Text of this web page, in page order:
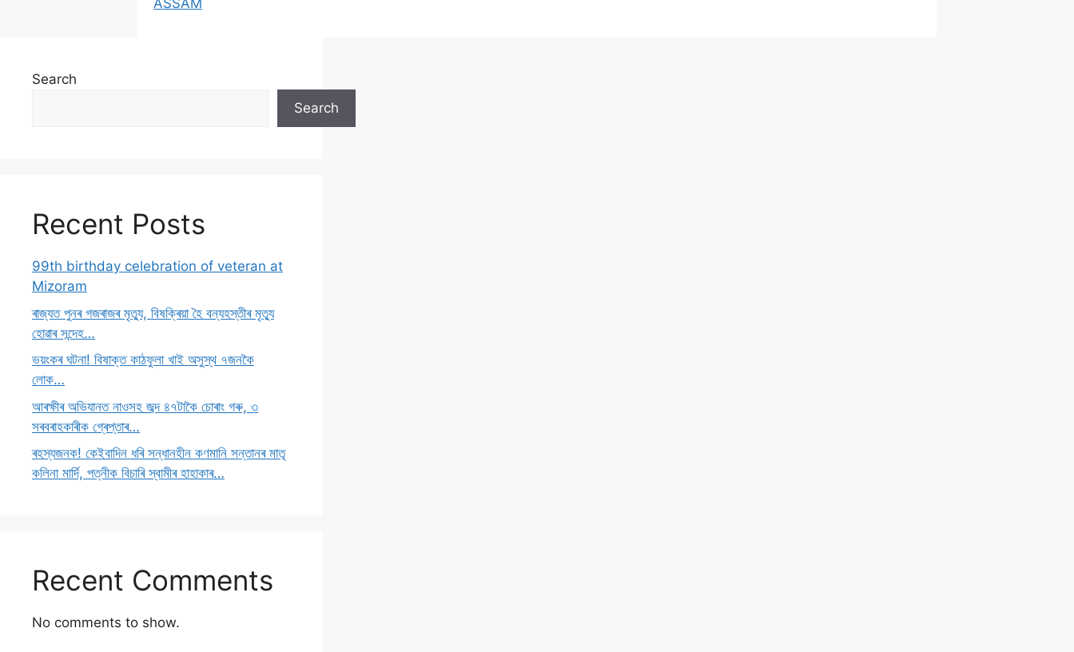
In relation to
ASSAM
Search
Search
Recent Posts
99th birthday celebration of veteran at
Mizoram
ৰাজ্যত পুনৰ গজৰাজৰ মৃত্যু, বিষক্ৰিয়া হৈ বন্যহস্তীৰ মৃত্যু
হোৱাৰ সন্দেহ…
ভয়ংকৰ ঘটনা! বিষাক্ত কাঠফুলা খাই অসুস্থ ৭জনকৈ
লোক…
আৰক্ষীৰ অভিযানত নাওসহ জব্দ ৪৭টাকৈ চোৰাং গৰু, ৩
সৰবৰাহকাৰীক গ্ৰেপ্তাৰ…
ৰহস্যজনক! কেইবাদিন ধৰি সন্ধানহীন কণমানি সন্তানৰ মাতৃ
কলিনা মাৰ্দি, পত্নীক বিচাৰি স্বামীৰ হাহাকাৰ…
Recent Comments
No comments to show.